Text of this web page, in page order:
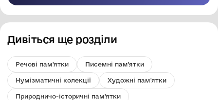
Дивіться ще розділи
Речові пам'ятки Писемні пам'ятки
Нумізматичні колекції Художні пам'ятки
Природничо-історичні пам'ятки